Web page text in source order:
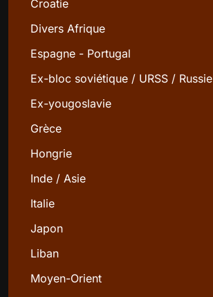
Croatie
Divers Afrique
Espagne - Portugal
Ex-bloc soviétique / URSS / Russie
Ex-yougoslavie
Grèce
Hongrie
Inde / Asie
Italie
Japon
Liban
Moyen-Orient